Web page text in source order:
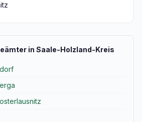
in Saale-Holzland-Kreis